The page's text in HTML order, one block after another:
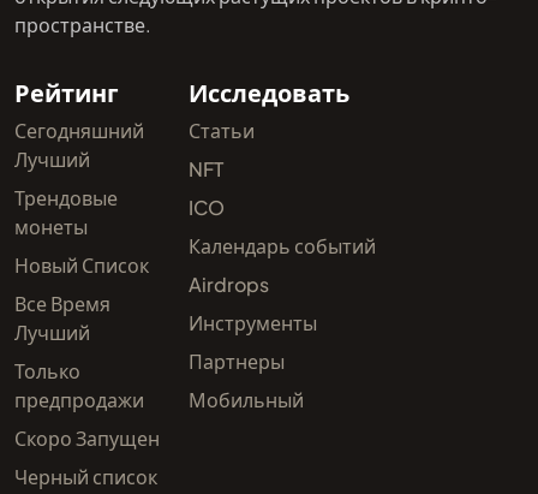
пространстве.
Рейтинг
Сегодняшний
Лучший
Трендовые
монеты
Новый Список
Все Время
Лучший
Только
предпродажи
Скоро Запущен
Черный список
Исследовать
Статьи
NFT
ICO
Календарь событий
Airdrops
Инструменты
Партнеры
Мобильный